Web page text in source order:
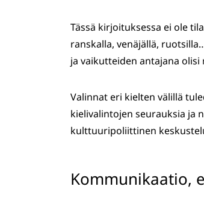
Tässä kirjoituksessa ei ole
ranskalla, venäjällä,
ja vaikutteiden antajana
Valinnat eri kielten välillä
kielivalintojen seurauksia ja
kulttuuripoliittinen
Kommunikaatio,